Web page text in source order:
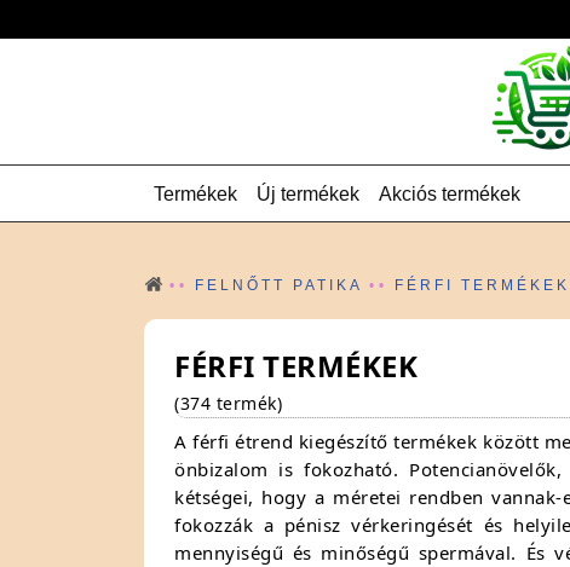
Termékek Új termékek Akciós termékek
FELNŐTT PATIKA FÉRFI TERMÉKEK
FÉRFI TERMÉKEK
(374 termék)
Aférfi étrend kiegészítő termékek között
önbizalom is fokozható.
kétségei, hogy a méretei rendben
fokozzák a pénisz vérkeringését és
mennyiségű és minőségű spermával. És